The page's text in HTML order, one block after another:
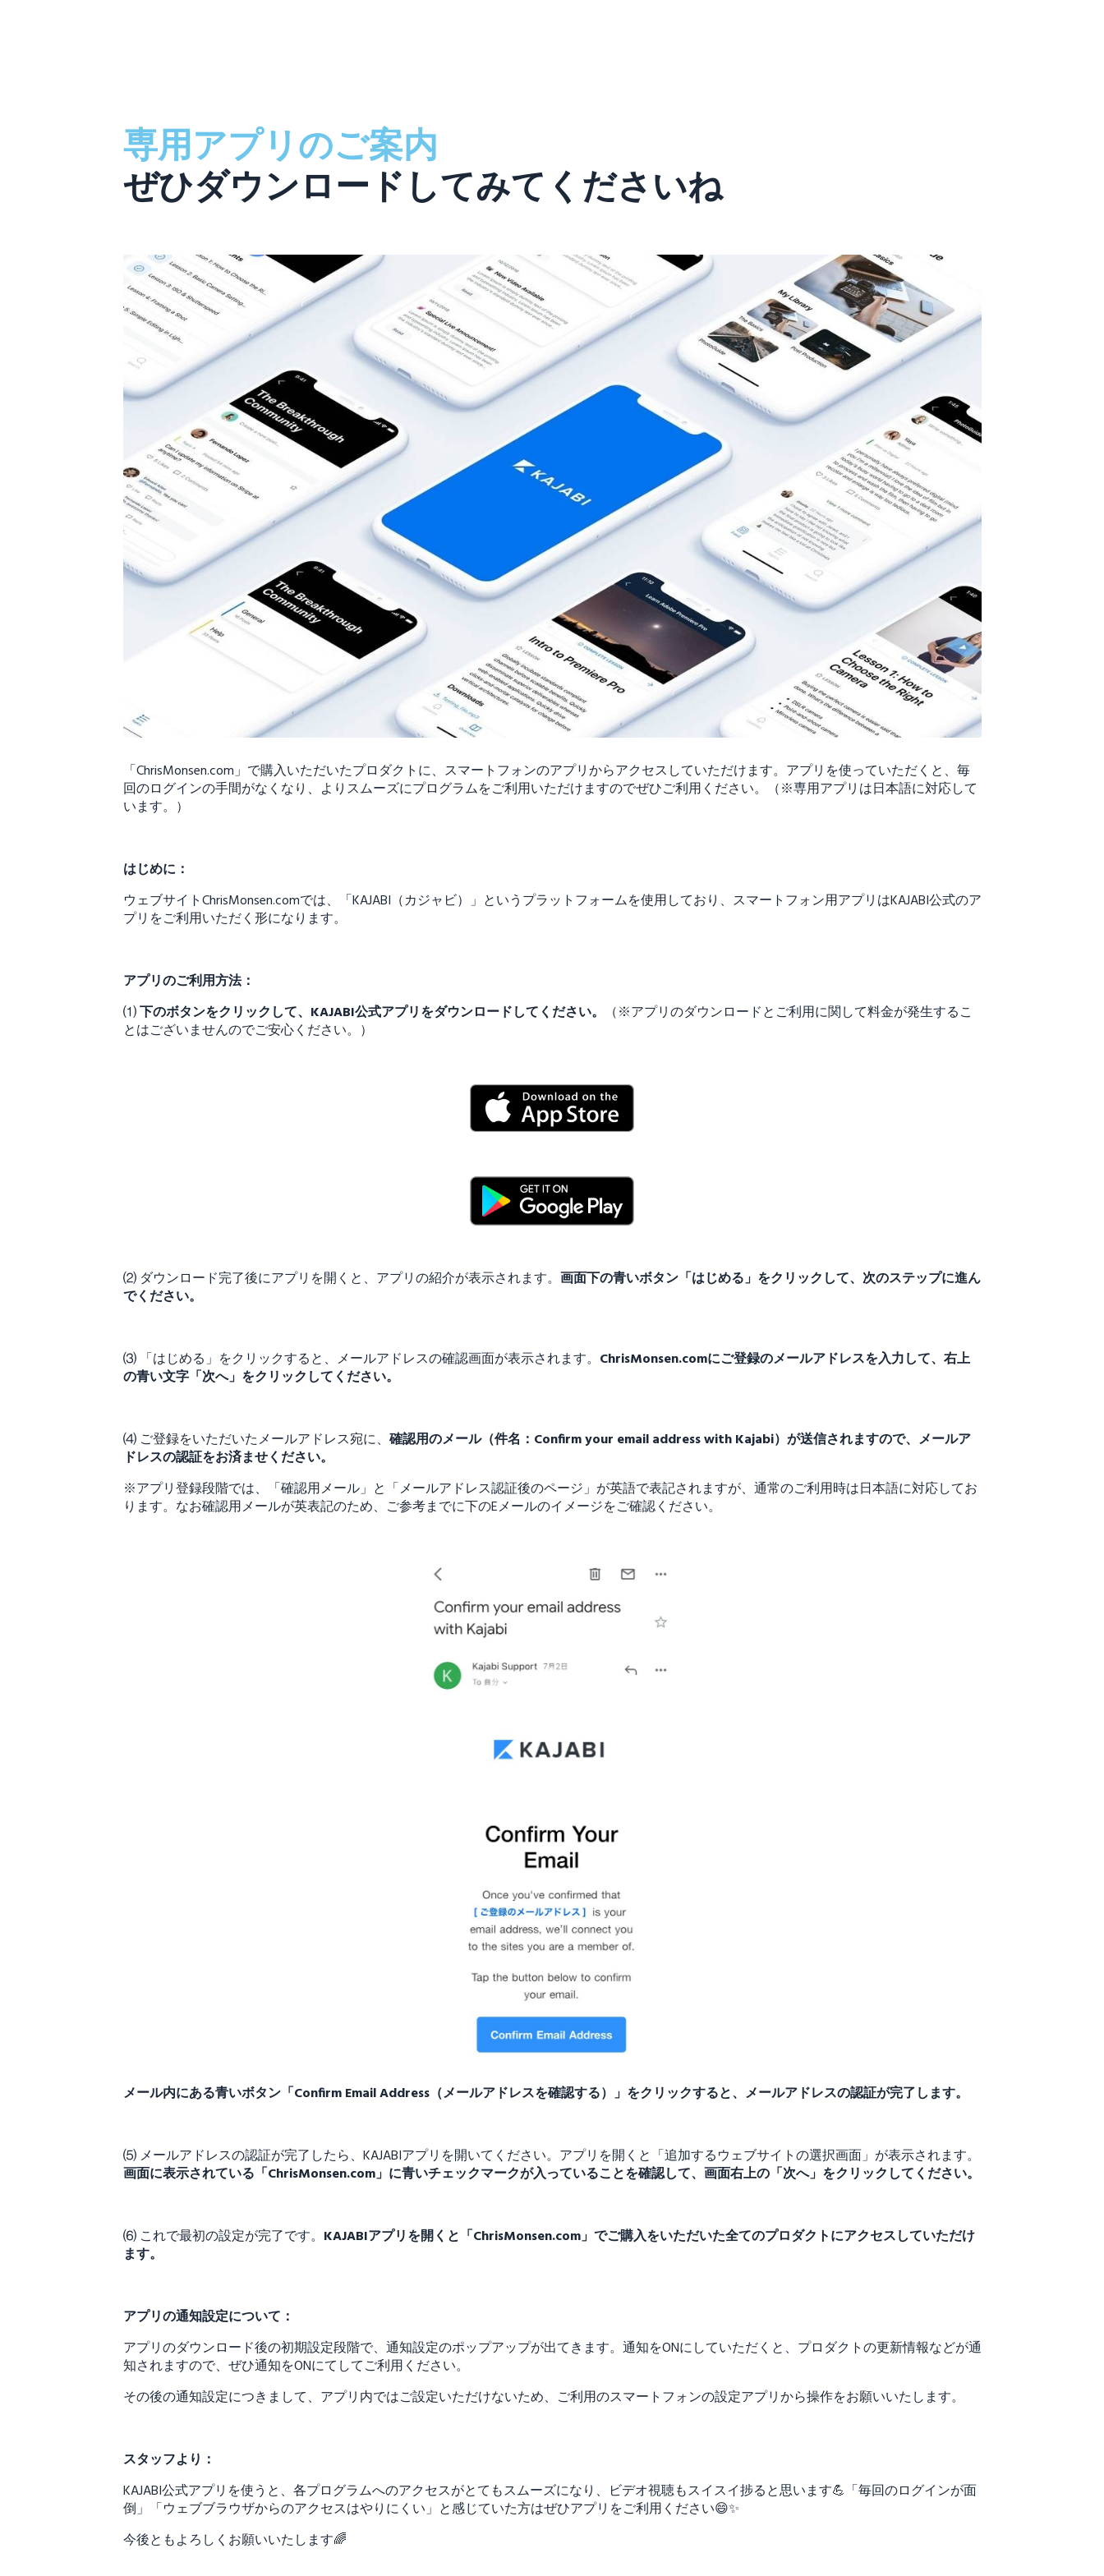
専用アプリのご案内
ぜひダウンロードしてみてくださいね
「ChrisMonsen.com」で購入いただいたプロダクトに、スマートフォンのアプリからアクセスしていただけます。アプリを使っていただくと、毎
回のログインの手間がなくなり、よりスムーズにプログラムをご利用いただけますのでぜひご利用ください。（※専用アプリは日本語に対応して
います。）
はじめに：
ウェブサイトChrisMonsen.comでは、「KAJABI（カジャビ）」というプラットフォームを使用しており、スマートフォン用アプリはKAJABI公式のア
プリをご利用いただく形になります。
アプリのご利用方法：
⑴下のボタンをクリックして、KAJABI公式アプリをダウンロードしてください。
（※アプリのダウンロードとご利用に関して料金が発生するこ
とはございませんのでご安心ください。）
⑵ ダウンロード完了後にアプリを開くと、アプリの紹介が表示されます。 画面下の青いボタン「はじめる」をクリックして、次のステップに進ん
でください。
⑶ 「はじめる」をクリックすると、メールアドレスの確認画面が表示されます。 ChrisMonsen.comにご登録のメールアドレスを入力して、右上
の青い文字「次へ」をクリックしてください。
⑷ ご登録をいただいたメールアドレス宛に、 確認用のメール（件名：Confirm your email address with Kajabi）が送信されますので、メールア
ドレスの認証をお済ませください。
※アプリ登録段階では、「確認用メール」と「メールアドレス認証後のページ」が英語で表記されますが、通常のご利用時は日本語に対応してお
ります。なお確認用メールが英表記のため、ご参考までに下のEメールのイメージをご確認ください。
メール内にある青いボタン「Confirm Email Address（メールアドレスを確認する）」をクリックすると、メールアドレスの認証が完了します。
⑸ メールアドレスの認証が完了したら、KAJABIアプリを開いてください。アプリを開くと「追加するウェブサイトの選択画面」が表示されます。
画面に表示されている「ChrisMonsen.com」に青いチェックマークが入っていることを確認して、画面右上の「次へ」をクリックしてください。
⑹ これで最初の設定が完了です。 KAJABIアプリを開くと「ChrisMonsen.com」でご購入をいただいた全てのプロダクトにアクセスしていただけ
ます。
アプリの通知設定について：
アプリのダウンロード後の初期設定段階で、通知設定のポップアップが出てきます。通知をONにしていただくと、プロダクトの更新情報などが通
知されますので、ぜひ通知をONにてしてご利用ください。
その後の通知設定につきまして、アプリ内ではご設定いただけないため、ご利用のスマートフォンの設定アプリから操作をお願いいたします。
スタッフより：
KAJABI公式アプリを使うと、各プログラムへのアクセスがとてもスムーズになり、ビデオ視聴もスイスイ捗ると思います💪「毎回のログインが面
倒」「ウェブブラウザからのアクセスはやりにくい」と感じていた方はぜひアプリをご利用ください😄✨
今後ともよろしくお願いいたします🌈